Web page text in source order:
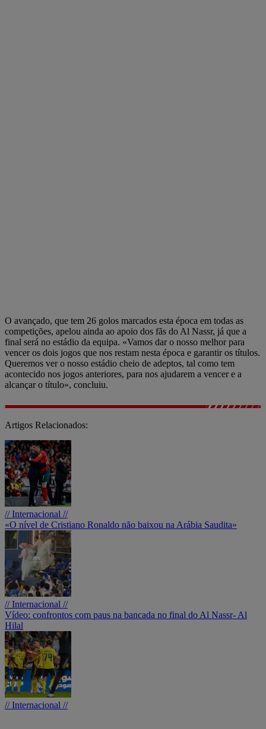
O avançado, que tem 26 golos marcados esta época em todas as
competições, apelou ainda ao apoio dos fãs do Al Nassr, já que a
final será no estádio da equipa. «Vamos dar o nosso melhor para
vencer os dois jogos que nos restam nesta época e garantir os títulos.
Queremos ver o nosso estádio cheio de adeptos, tal como tem
acontecido nos jogos anteriores, para nos ajudarem a vencer e a
alcançar o título», concluiu.
Artigos Relacionados:
// Internacional //
«O nível de Cristiano Ronaldo não baixou na Arábia Saudita»
// Internacional //
Vídeo: confrontos com paus na bancada no final do Al Nassr- Al
Hilal
// Internacional //